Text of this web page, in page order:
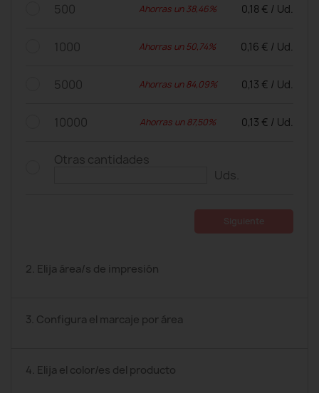
500 Ahorras un 38,46% 0,18 € / Ud.
1000 Ahorras un 50,74% 0,16 € / Ud.
5000 Ahorras un 84,09% 0,13 € / Ud.
10000 Ahorras un 87,50% 0,13 € / Ud.
Otras cantidades
Uds.
2. Elija área/s de impresión
3. Configura el marcaje por área
4. Elija el color/es del producto